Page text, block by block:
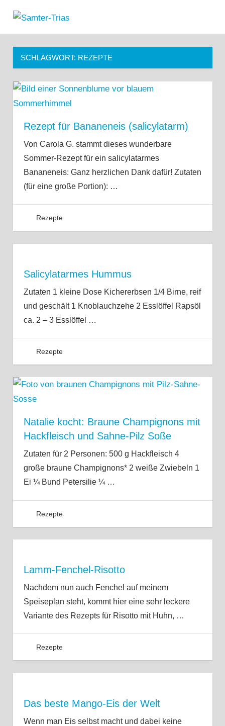
Inhalt
springen
Polypen
Salicylsäure-
SCHLAGWORT: REZEPTE
Rezept für Bananeneis (salicylatarm)
Von Carola G. stammt dieses wunderbare
Sommer-Rezept für ein salicylatarmes
Bananeneis: Ganz herzlichen Dank dafür! Zutaten
(für eine große Portion): …
Rezepte
Salicylatarmes Hummus
Zutaten 1 kleine Dose Kichererbsen 1/4 Birne, reif
und geschält 1 Knoblauchzehe 2 Esslöffel Rapsöl
ca. 2 – 3 Esslöffel …
Rezepte
Natalie kocht: Braune Champignons mit
Hackfleisch und Sahne-Pilz Soße
Zutaten für 2 Personen: 500 g Hackfleisch 4
große braune Champignons* 2 weiße Zwiebeln 1
Ei ¼ Bund Petersilie ¼ …
Rezepte
Lamm-Fenchel-Risotto
Nachdem nun auch Fenchel auf meinem
Speiseplan steht, kommt hier eine sehr leckere
Variante des Rezepts für Risotto mit Huhn, …
Rezepte
Das beste Mango-Eis der Welt
Wenn man Eis selbst macht und dabei keine